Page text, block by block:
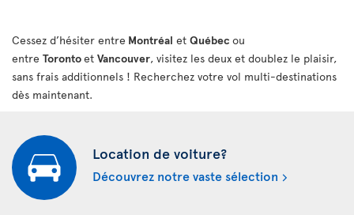
Cessez d’hésiter entre Montréal et Québec ou
entre Torontoet Vancouver, visitez les deux et doublez le plaisir,
sans frais additionnels ! Recherchez votre vol multi-destinations
dès maintenant.
Location de voiture?
Découvrez notre vaste sélection